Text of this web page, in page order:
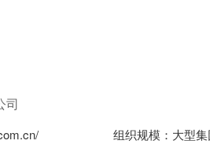
司
组织规模： 大型